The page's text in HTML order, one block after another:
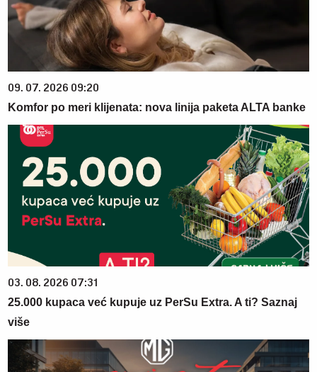
09. 07. 2026 09:20
Komfor po meri klijenata: nova linija paketa ALTA banke
03. 08. 2026 07:31
25.000 kupaca već kupuje uz PerSu Extra. A ti? Saznaj
više